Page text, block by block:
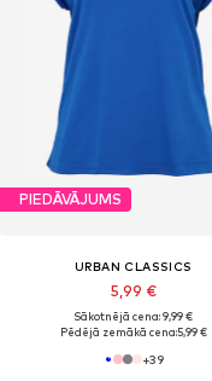
PIEDĀVĀJUMS
URBAN CLASSICS
5,99 €
Sākotnējā cena: 9,99 €
Pēdējā zemākā cena:5,99 €
+39